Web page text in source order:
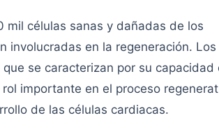
mil células sanas y dañadas de los
involucradas en la regeneración. Los
se caracterizan por su capacidad
importante en el proceso
de las células cardiacas.